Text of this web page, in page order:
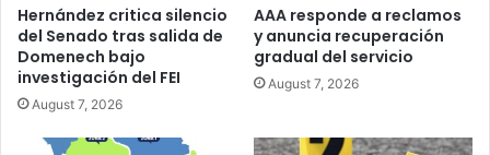
Hernández critica silencio
del Senado tras salida de
Domenech bajo
investigación del FEI
August 7, 2026
AAA responde a reclamos
y anuncia recuperación
gradual del servicio
August 7, 2026